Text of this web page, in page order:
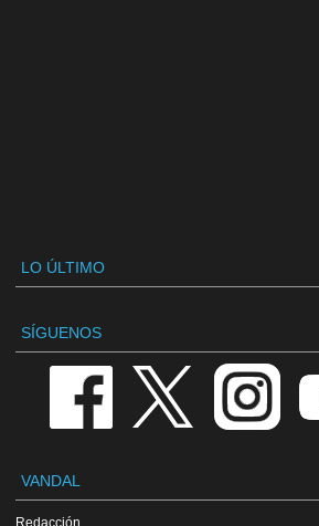
LO ÚLTIMO
SÍGUENOS
VANDAL
Redacción